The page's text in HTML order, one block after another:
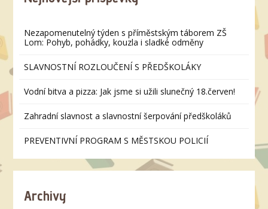
Nezapomenutelný týden s příměstským táborem ZŠ
Lom: Pohyb, pohádky, kouzla i sladké odměny
SLAVNOSTNÍ ROZLOUČENÍ S PŘEDŠKOLÁKY
Vodní bitva a pizza: Jak jsme si užili slunečný 18.červen!
Zahradní slavnost a slavnostní šerpování předškoláků
PREVENTIVNÍ PROGRAM S MĚSTSKOU POLICIÍ
Archivy